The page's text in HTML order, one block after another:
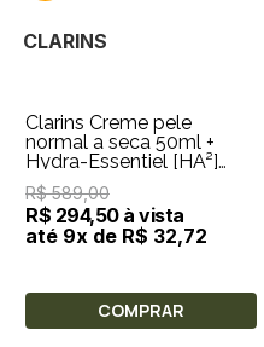
CLARINS
Clarins Creme pele
normal a seca 50ml +
Hydra-Essentiel [HA²]
Plumping Night Care 15ml
+ SOS Primer
R$ 589,00
R$ 294,50 à vista
até 9x de R$ 32,72
COMPRAR